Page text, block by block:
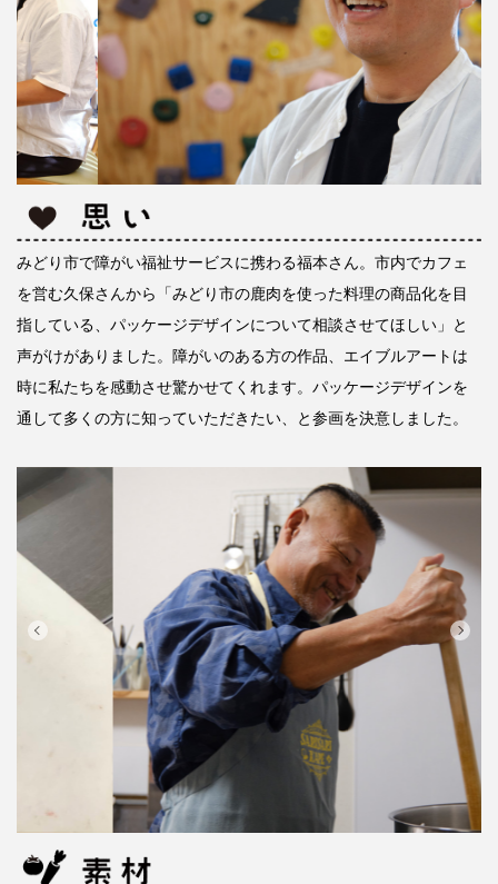
みどり市で障がい福祉サービスに携わる福本さん。市内でカフェ
を営む久保さんから「みどり市の鹿肉を使った料理の商品化を目
指している、パッケージデザインについて相談させてほしい」と
声がけがありました。障がいのある方の作品、エイブルアートは
時に私たちを感動させ驚かせてくれます。パッケージデザインを
通して多くの方に知っていただきたい、と参画を決意しました。